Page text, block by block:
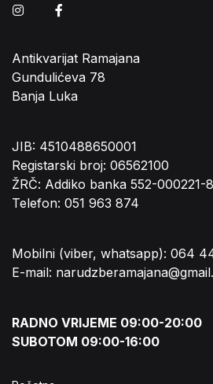
Instagram
Antikvarijat Ramajana
Gundulićeva 78
Banja Luka
JIB: 4510488650001
Registarski broj: 06562100
ŽRČ: Addiko banka 552-000221-
Telefon: 051 963 874
Mobilni (viber, whatsapp): 064
E-mail:
RADNO VRIJEME 09:00-20:00
SUBOTOM 09:00-16:00